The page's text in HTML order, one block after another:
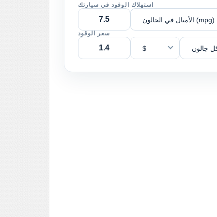
استهلاك الوقود في سيارتك
الأميال في الجالون (mpg)
سعر الوقود
$ جالون